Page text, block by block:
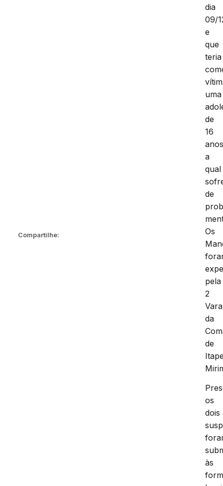
Compartilhe:
dia
09/
e
que
teria
uma
de
16
a
qual
de
Os
pela
2
Vara
da
de
os
dois
às